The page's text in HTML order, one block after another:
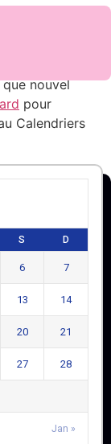
nouvel
pour
Calendriers
S D
Jan »
6 7
13 14
20 21
27 28